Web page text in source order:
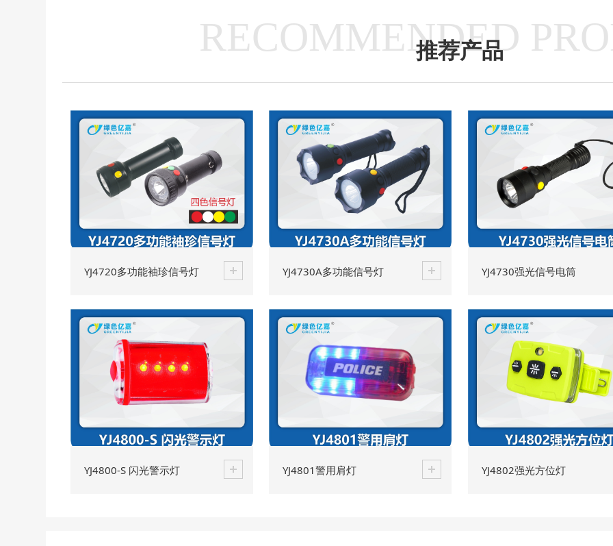
RECOMMENDED
推荐产品
YJ4720多功能袖珍信号灯 YJ4730A多功能信号灯 YJ4730强光信号电筒
YJ4800-S 闪光警示灯 YJ4801警用肩灯 YJ4802强光方位灯